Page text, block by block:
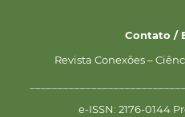
Contato /
Revista Conexões –
e-ISSN: 2176-0144